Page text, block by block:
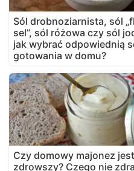
Sól drobnoziarnista, sól
sel”, sól różowa czy sól
jak wybrać odpowiednią
gotowania w domu?
Czy domowy majonez
zdrowszy? Czego nie